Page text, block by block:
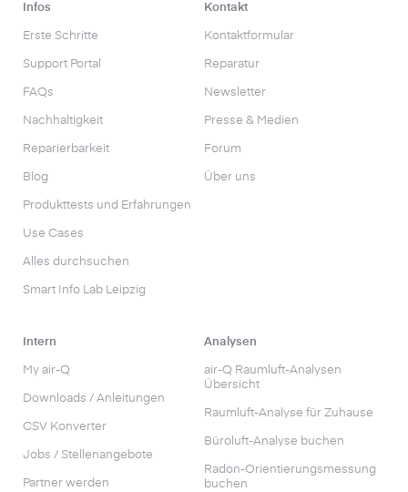
Infos
Erste Schritte
Support Portal
FAQs
Nachhaltigkeit
Reparierbarkeit
Blog
Produkttests und Erfahrungen
Use Cases
Alles durchsuchen
Smart Info Lab Leipzig
Kontakt
Kontaktformular
Reparatur
Newsletter
Presse & Medien
Forum
Über uns
Intern
My air-Q
Downloads / Anleitungen
CSV Konverter
Jobs / Stellenangebote
Partner werden
Analysen
air-Q Raumluft-Analysen
Übersicht
Raumluft-Analyse für Zuhause
Büroluft-Analyse buchen
Radon-Orientierungs­messung
buchen